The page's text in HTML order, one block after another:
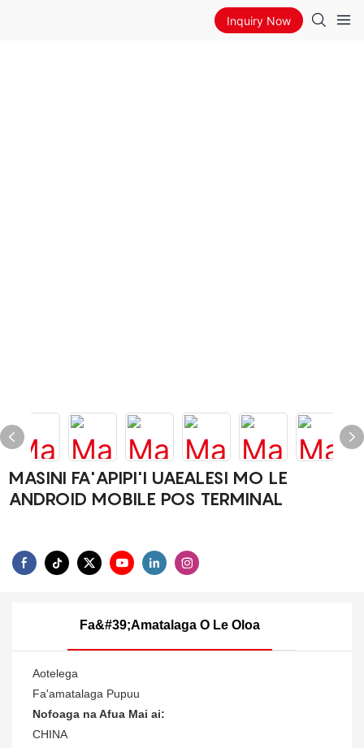
Inquiry Now
MASINI FA'APIPI'I UAEALESI MO LE
ANDROID MOBILE POS TERMINAL
Fa&#39;amatalaga O Le Oloa
Aotelega
Fa'amatalaga Pupuu
Nofoaga na Afua Mai ai:
CHINA